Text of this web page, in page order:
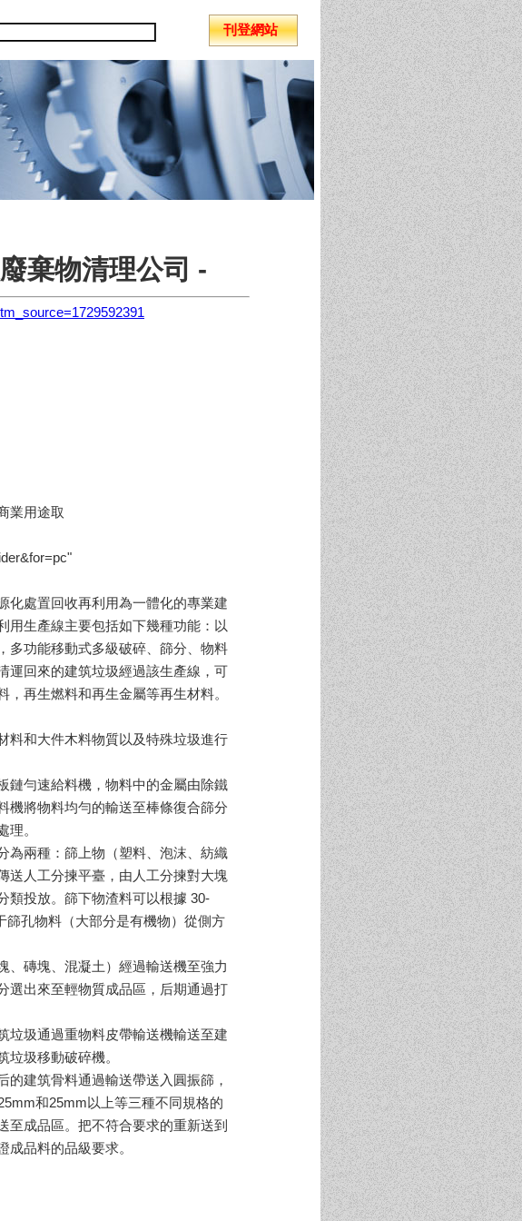
刊登網站
棄物清理公司 -
業用途取
化處置回收再利用為一體化的專業建
用生產線主要包括如下幾種功能：以
多功能移動式多級破碎、篩分、物料
運回來的建筑垃圾經過該生產線，可
再生燃料和再生金屬等再生材料。
料和大件木料物質以及特殊垃圾進行
鏈勻速給料機，物料中的金屬由除鐵
機將物料均勻的輸送至棒條復合篩分
理。
為兩種：篩上物（塑料、泡沫、紡織
送人工分揀平臺，由人工分揀對大塊
類投放。篩下物渣料可以根據 30-
孔物料（大部分是有機物）從側方
、磚塊、混凝土）經過輸送機至強力
選出來至輕物質成品區，后期通過打
垃圾通過重物料皮帶輸送機輸送至建
垃圾移動破碎機。
的建筑骨料通過輸送帶送入圓振篩，
和25mm以上等三種不同規格的
至成品區。把不符合要求的重新送到
成品料的品級要求。